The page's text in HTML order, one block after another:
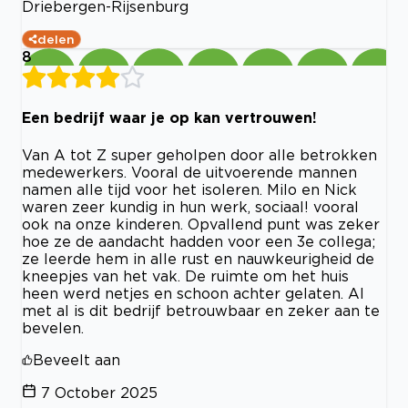
Driebergen-Rijsenburg
delen
8
Een bedrijf waar je op kan vertrouwen!
Van A tot Z super geholpen door alle betrokken
medewerkers. Vooral de uitvoerende mannen
namen alle tijd voor het isoleren. Milo en Nick
waren zeer kundig in hun werk, sociaal! vooral
ook na onze kinderen. Opvallend punt was zeker
hoe ze de aandacht hadden voor een 3e collega;
ze leerde hem in alle rust en nauwkeurigheid de
kneepjes van het vak. De ruimte om het huis
heen werd netjes en schoon achter gelaten. Al
met al is dit bedrijf betrouwbaar en zeker aan te
bevelen.
Beveelt aan
7 October 2025